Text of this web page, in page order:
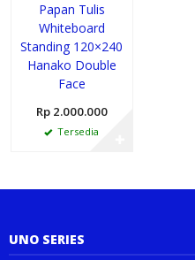
Papan Tulis
Whiteboard
Standing 120×240
Hanako Double
Face
Rp 2.000.000
Tersedia
UNO SERIES